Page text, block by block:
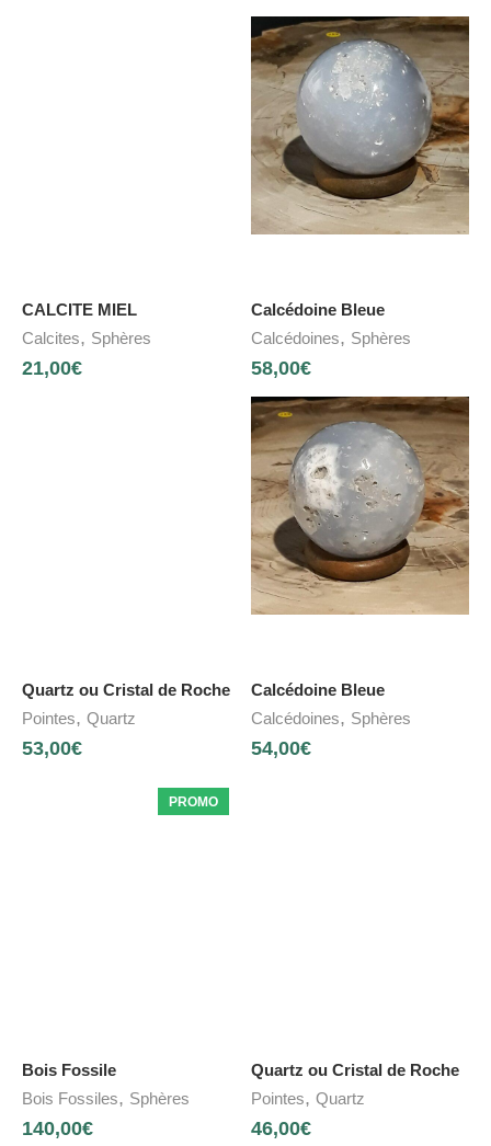
CALCITE MIEL
Calcites, Sphères
21,00€
Calcédoine Bleue
Calcédoines, Sphères
58,00€
Quartz ou Cristal de Roche
Pointes, Quartz
53,00€
Calcédoine Bleue
Calcédoines, Sphères
54,00€
PROMO
Bois Fossile
Bois Fossiles, Sphères
140,00€
Quartz ou Cristal de Roche
Pointes, Quartz
46,00€